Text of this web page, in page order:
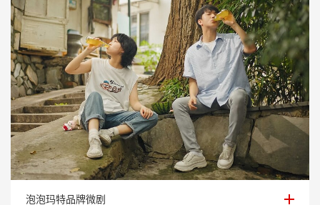
泡泡玛特品牌微剧
泡泡玛特品牌微剧